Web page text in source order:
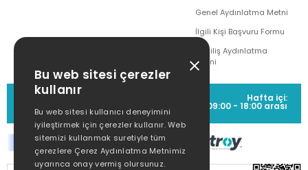
Genel Aydınlatma Metni
İlgili Kişi Başvuru Formu
Çekiliş Aydınlatma
Metni
MÜŞTERİ HİZMETLERİ
(0212) 373 77 00
Hafta içi:
09:00 - 18:00 arası
Bu web sitesi çerezler
kullanır
Bu web sitesi kullanıcı deneyimini
iyileştirmek için çerezler kullanır. Web
sitemizi kullanmak suretiyle tüm
çerezlere Çerez Aydınlatma Metnimiz
uyarınca onay vermiş olursunuz.